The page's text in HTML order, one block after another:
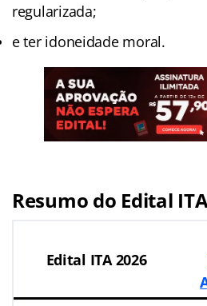
regularizada;
e ter idoneidade moral.
Resumo do Edital
Edital ITA 2026